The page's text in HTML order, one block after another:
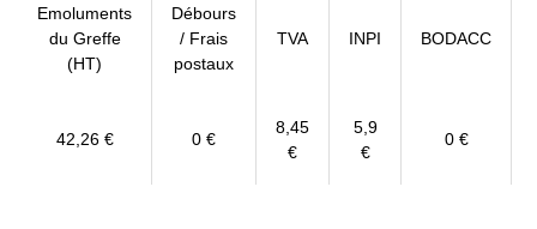
Emoluments
du Greffe
(HT)
Débours
/ Frais
postaux
TVA INPI BODACC
42,26 € 0 €
8,45
€
5,9
€
0 €